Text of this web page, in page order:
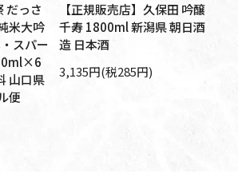
だっさ
米大吟
スパー
山口県
便
【正規販売店】久保田 吟醸
千寿 1800ml 新潟県 朝日酒
造 日本酒
3,135円(税285円)